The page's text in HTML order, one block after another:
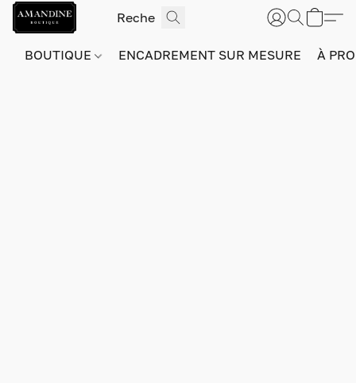
BOUTIQUE ENCADREMENT SUR MESURE À